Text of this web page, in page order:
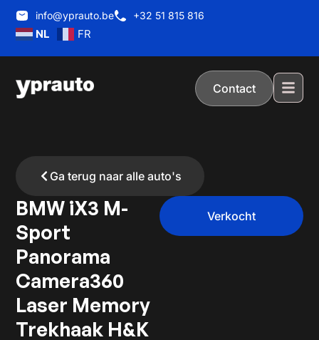
info@yprauto.be +32 51 815 816
NL FR
Contact
Ga terug naar alle auto's
BMW iX3 M-
Sport
Panorama
Camera360
Laser Memory
Trekhaak H&K
Verkocht